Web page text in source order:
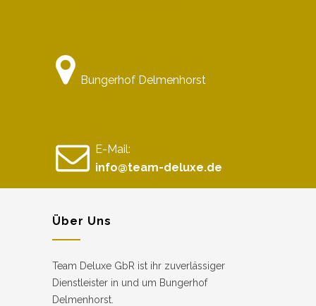
Bungerhof Delmenhorst
E-Mail:
info@team-deluxe.de
Über Uns
Team Deluxe GbR ist ihr zuverlässiger
Dienstleister in und um Bungerhof
Delmenhorst.